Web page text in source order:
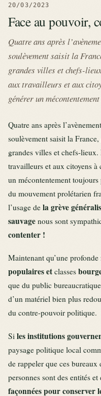
20/03/2023
Face au pouvoir,
Quatre ans après
soulèvement saisit la
grandes villes et chefs-
aux travailleurs et aux
générer un
Quatre ans après
soulèvement saisit la
grandes villes et chefs-lieux.
travailleurs et aux citoyens à
un mécontentement
du mouvement prolétarien
l’usage de la grève
sauvage nous sont
contenter !
Maintenant qu’une
populaires et classes
que du public
d’un matériel bien plus
du contre-pouvoir politique.
Si les institutions
paysage politique local
de rappeler que ces bureaux
personnes sont des entités et
façonnées pour conserver